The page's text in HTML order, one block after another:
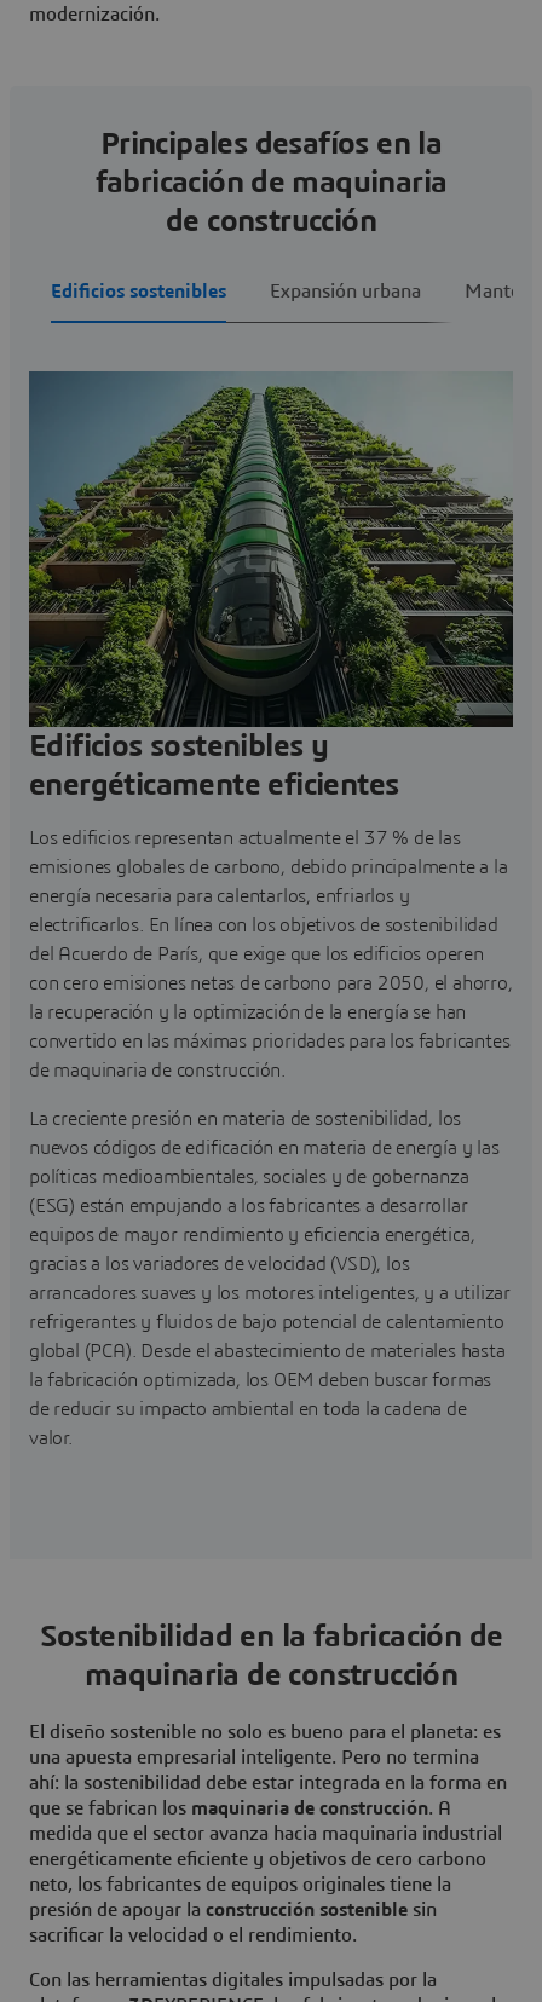
modernización.
Principales desafíos en la
fabricación de maquinaria
de construcción
Edificios sostenibles Expansión urbana
Edificios sostenibles y
energéticamente eficientes
Los edificios representan actualmente el 37 % de las
emisiones globales de carbono, debido principalmente a la
energía necesaria para calentarlos, enfriarlos y
electrificarlos. En línea con los objetivos de sostenibilidad
del Acuerdo de París, que exige que los edificios operen
con cero emisiones netas de carbono para 2050, el ahorro,
la recuperación y la optimización de la energía se han
convertido en las máximas prioridades para los fabricantes
de maquinaria de construcción.
La creciente presión en materia de sostenibilidad, los
nuevos códigos de edificación en materia de energía y las
políticas medioambientales, sociales y de gobernanza
(ESG) están empujando a los fabricantes a desarrollar
equipos de mayor rendimiento y eficiencia energética,
gracias a los variadores de velocidad (VSD), los
arrancadores suaves y los motores inteligentes, y a utilizar
refrigerantes y fluidos de bajo potencial de calentamiento
global (PCA). Desde el abastecimiento de materiales hasta
la fabricación optimizada, los OEM deben buscar formas
de reducir su impacto ambiental en toda la cadena de
valor.
Sostenibilidad en la fabricación de
maquinaria de construcción
El diseño sostenible no solo es bueno para el planeta: es
una apuesta empresarial inteligente. Pero no termina
ahí: la sostenibilidad debe estar integrada en la forma en
que se fabrican los maquinaria de construcción. A
medida que el sector avanza hacia maquinaria industrial
energéticamente eficiente y objetivos de cero carbono
neto, los fabricantes de equipos originales tiene la
presión de apoyar la construcción sostenible sin
sacrificar la velocidad o el rendimiento.
Con las herramientas digitales impulsadas por la